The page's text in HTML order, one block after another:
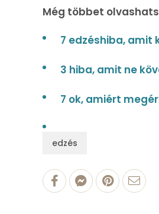
Még többet
7 edzéshiba, amit
3 hiba, amit ne
7 ok, amiért
edzés